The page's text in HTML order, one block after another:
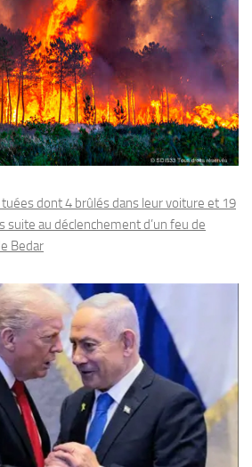
dont 4 brûlés dans leur voiture et 19
au déclenchement d’un feu de
Bedar